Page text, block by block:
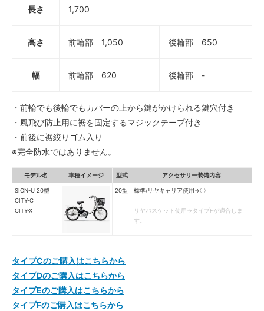
長さ 1,700
高さ 前輪部 1,050 後輪部 650
幅 前輪部 620 後輪部 -
・前輪でも後輪でもカバーの上から鍵がかけられる鍵穴付き
・風飛び防止用に裾を固定するマジックテープ付き
・前後に裾絞りゴム入り
※完全防水ではありません。
モデル名 車種イメージ 型式 アクセサリー装備内容
SION-U 20型
CITY-C
CITY-X
20型 標準/リヤキャリア使用→〇
リヤバスケット使用→タイプFが適合しま
す。
タイプCのご購入はこちらから
タイプDのご購入はこちらから
タイプEのご購入はこちらから
タイプFのご購入はこちらから